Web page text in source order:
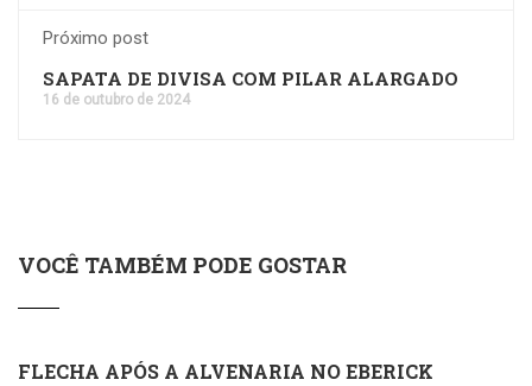
Próximo post
SAPATA DE DIVISA COM PILAR ALARGADO
16 de outubro de 2024
VOCÊ TAMBÉM PODE GOSTAR
FLECHA APÓS A ALVENARIA NO EBERICK